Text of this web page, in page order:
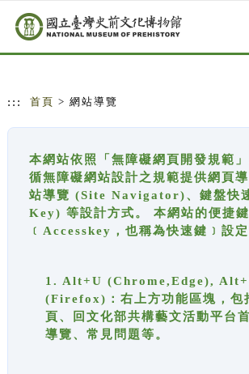
跳到主要內容
網站導覽
::: 首頁 > 網站導覽
本網站依照「無障礙網頁開發規範
循無障礙網站設計之規範提供網頁
站導覽 (Site Navigator)、鍵盤快
Key) 等設計方式。 本網站的便捷鍵
﹝Accesskey，也稱為快速鍵﹞設定
1. Alt+U (Chrome,Edge),
(Firefox)：右上方功能區塊，包
頁、回文化部共構藝文活動平台
導覽、常見問題等。